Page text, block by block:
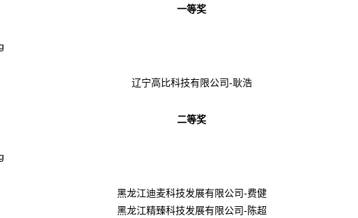
一等奖
辽宁高比科技有限公司-耿浩
二等奖
黑龙江迪麦科技发展有限公司-费健
黑龙江精臻科技发展有限公司-陈超